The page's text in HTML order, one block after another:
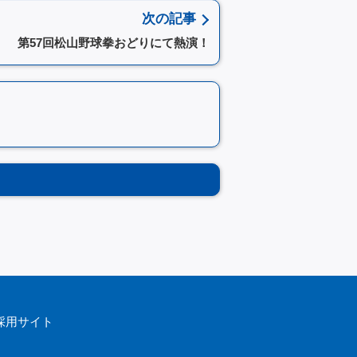
次の記事
第57回松山野球拳おどりにて熱演！
用サイト